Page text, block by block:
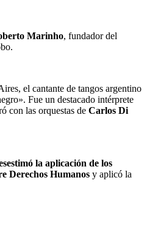
Marinho, fundador del
el cantante de tangos argentino
Fue un destacado intérprete
con las orquestas de Carlos Di
la aplicación de los
Derechos Humanos y aplicó la